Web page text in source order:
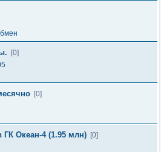
[0]
[0]
Океан-4 (1.95 млн) [0]